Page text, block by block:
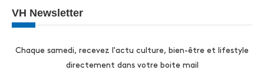
VH Newsletter
Chaque samedi, recevez l'actu culture, bien-être et lifestyle
directement dans votre boite mail